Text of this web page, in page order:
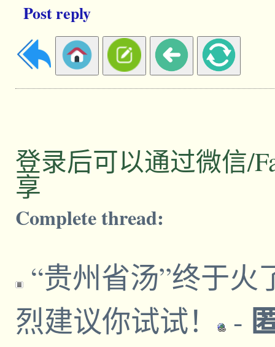
Post reply
登录后可以通过微信/
享
Complete thread:
“贵州省汤”终于
烈建议你试试！
-